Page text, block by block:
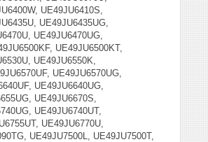
UE49JU6410S,
UE49JU6435UG,
UE49JU6470UG,
UE49JU6500KT,
UE49JU6550K,
UE49JU6570UG,
UE49JU6640UG,
UE49JU6670S,
UE49JU6740UT,
UE49JU6770U,
UE49JU7500L, UE49JU7500T,